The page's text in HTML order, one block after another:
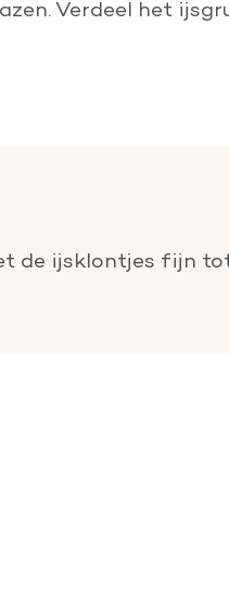
Verdeel het
de ijsklontjes fijn